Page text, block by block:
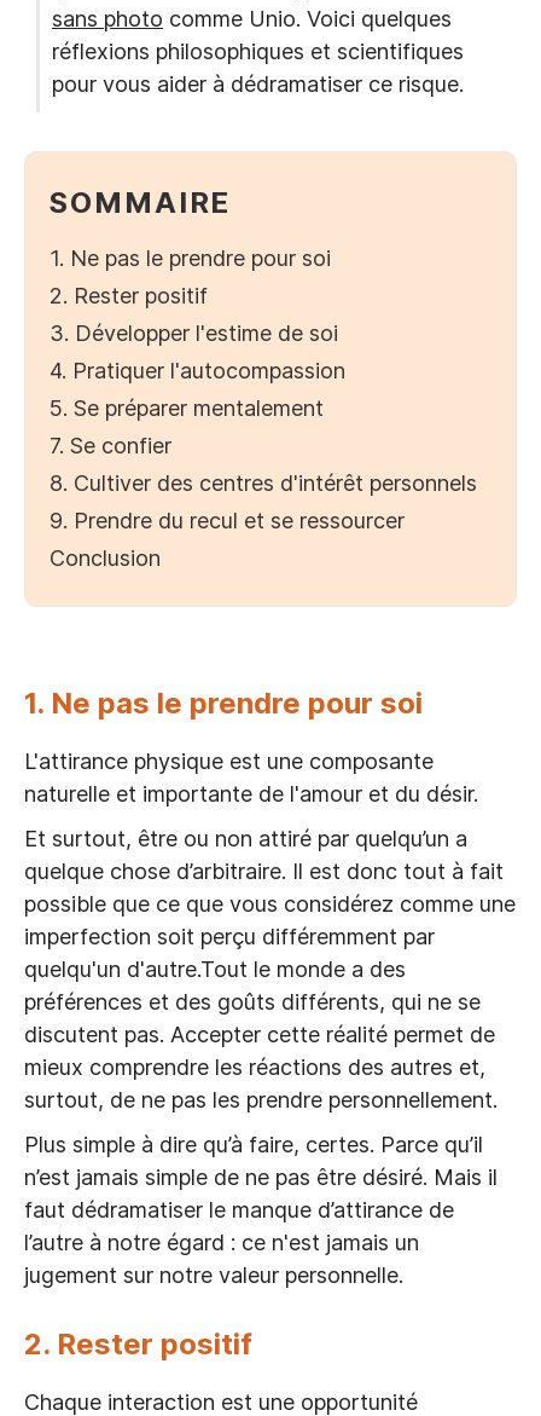
sans photo comme Unio. Voici quelques
réflexions philosophiques et scientifiques
pour vous aider à dédramatiser ce risque.
SOMMAIRE
1. Ne pas le prendre pour soi
2. Rester positif
3. Développer l'estime de soi
4. Pratiquer l'autocompassion
5. Se préparer mentalement
7. Se confier
8. Cultiver des centres d'intérêt personnels
9. Prendre du recul et se ressourcer
Conclusion
1. Ne pas le prendre pour soi
L'attirance physique est une composante
naturelle et importante de l'amour et du désir.
Et surtout, être ou non attiré par quelqu’un a
quelque chose d’arbitraire. Il est donc tout à fait
possible que ce que vous considérez comme une
imperfection soit perçu différemment par
quelqu'un d'autre.Tout le monde a des
préférences et des goûts différents, qui ne se
discutent pas. Accepter cette réalité permet de
mieux comprendre les réactions des autres et,
surtout, de ne pas les prendre personnellement.
Plus simple à dire qu’à faire, certes. Parce qu’il
n’est jamais simple de ne pas être désiré. Mais il
faut dédramatiser le manque d’attirance de
l’autre à notre égard : ce n'est jamais un
jugement sur notre valeur personnelle.
2. Rester positif
Chaque interaction est une opportunité